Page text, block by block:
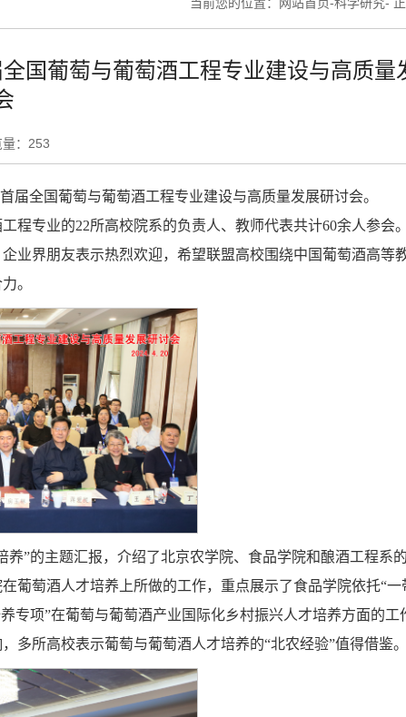
国葡萄与葡萄酒工程专业建设与高质量
： 253
届全国葡萄与葡萄酒工程专业建设与高质量发展研讨会。
程专业的22所高校院系的负责人、教师代表共计60余人参会
业界朋友表示热烈欢迎，希望联盟高校围绕中国葡萄酒高等
。
”的主题汇报，介绍了北京农学院、食品学院和酿酒工程系
葡萄酒人才培养上所做的工作，重点展示了食品学院依托“一
专项”在葡萄与葡萄酒产业国际化乡村振兴人才培养方面的工
多所高校表示葡萄与葡萄酒人才培养的“北农经验”值得借鉴